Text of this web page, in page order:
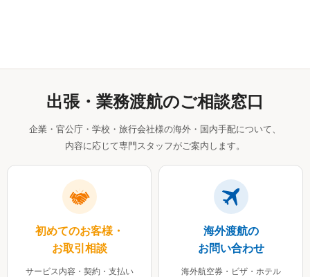
出張・業務渡航のご相談窓口
企業・官公庁・学校・旅行会社様の海外・国内手配について、
内容に応じて専門スタッフがご案内します。
初めてのお客様・
お取引相談
サービス内容・契約・支払い
海外渡航の
お問い合わせ
海外航空券・ビザ・ホテル